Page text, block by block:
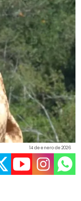
14 de enero de 2026